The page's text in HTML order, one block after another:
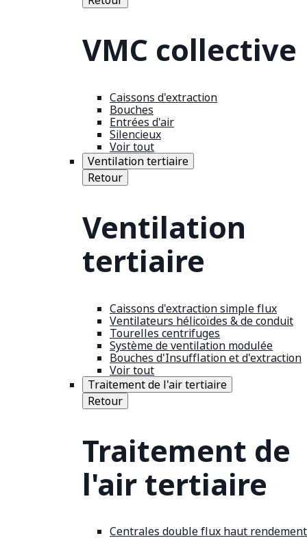
VMC collective
Caissons d'extraction
Bouches
Entrées d'air
Silencieux
Voir tout
Ventilation tertiaire
Retour
Ventilation
tertiaire
Caissons d'extraction simple flux
Ventilateurs hélicoïdes & de conduit
Tourelles centrifuges
Système de ventilation modulée
Bouches d'Insufflation et d'extraction
Voir tout
Traitement de l'air tertiaire
Retour
Traitement de
l'air tertiaire
Centrales double flux haut rendement